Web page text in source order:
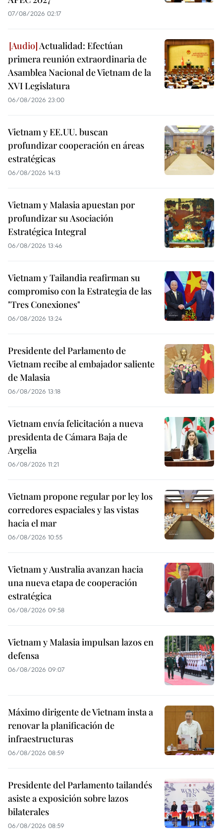
07/08/2026 02:17
Actualidad: Efectúan
primera reunión extraordinaria de
Asamblea Nacional de Vietnam de la
XVI Legislatura
06/08/2026 23:00
Vietnam y EE.UU. buscan
profundizar cooperación en áreas
estratégicas
06/08/2026 14:13
Vietnam y Malasia apuestan por
profundizar su Asociación
Estratégica Integral
06/08/2026 13:46
Vietnam y Tailandia reafirman su
compromiso con la Estrategia de las
"Tres Conexiones"
06/08/2026 13:24
Presidente del Parlamento de
Vietnam recibe al embajador saliente
de Malasia
06/08/2026 13:18
Vietnam envía felicitación a nueva
presidenta de Cámara Baja de
Argelia
06/08/2026 11:21
Vietnam propone regular por ley los
corredores espaciales y las vistas
hacia el mar
06/08/2026 10:55
Vietnam y Australia avanzan hacia
una nueva etapa de cooperación
estratégica
06/08/2026 09:58
Vietnam y Malasia impulsan lazos en
defensa
06/08/2026 09:07
Máximo dirigente de Vietnam insta a
renovar la planificación de
infraestructuras
06/08/2026 08:59
Presidente del Parlamento tailandés
asiste a exposición sobre lazos
bilaterales
06/08/2026 08:59